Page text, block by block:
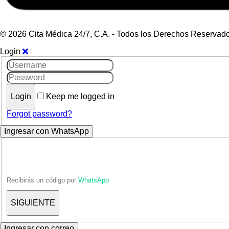
© 2026 Cita Médica 24/7, C.A. - Todos los Derechos
Login
Keep me logged in
Forgot password?
Ingresar con WhatsApp
Recibirás un código por WhatsApp